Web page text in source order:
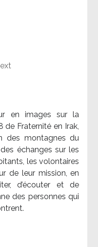
en images sur la
de Fraternité en Irak,
des montagnes du
échanges sur les
les volontaires
de leur mission, en
d’écouter et de
des personnes qui